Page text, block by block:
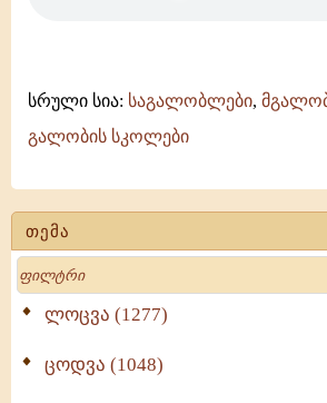
თემა
Search
ლოცვა (1277)
ცოდვა (1048)
სრული სია: საგალობლები,
გალობის სკოლები